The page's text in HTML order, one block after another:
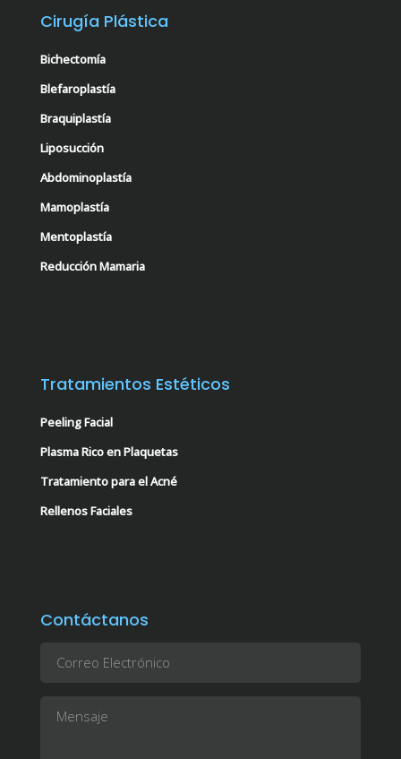
Cirugía Plástica
Bichectomía
Blefaroplastía
Braquiplastía
Liposucción
Abdominoplastía
Mamoplastía
Mentoplastía
Reducción Mamaria
Tratamientos Estéticos
Peeling Facial
Plasma Rico en Plaquetas
Tratamiento para el Acné
Rellenos Faciales
Contáctanos